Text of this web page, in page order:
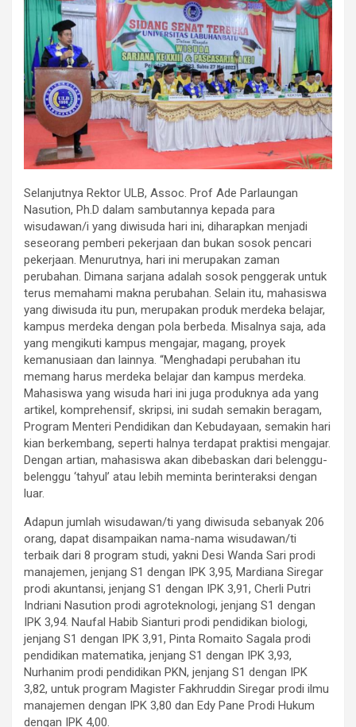
Selanjutnya Rektor ULB, Assoc. Prof Ade Parlaungan
Nasution, Ph.D dalam sambutannya kepada para
wisudawan/i yang diwisuda hari ini, diharapkan menjadi
seseorang pemberi pekerjaan dan bukan sosok pencari
pekerjaan. Menurutnya, hari ini merupakan zaman
perubahan. Dimana sarjana adalah sosok penggerak untuk
terus memahami makna perubahan. Selain itu, mahasiswa
yang diwisuda itu pun, merupakan produk merdeka belajar,
kampus merdeka dengan pola berbeda. Misalnya saja, ada
yang mengikuti kampus mengajar, magang, proyek
kemanusiaan dan lainnya. “Menghadapi perubahan itu
memang harus merdeka belajar dan kampus merdeka.
Mahasiswa yang wisuda hari ini juga produknya ada yang
artikel, komprehensif, skripsi, ini sudah semakin beragam,
Program Menteri Pendidikan dan Kebudayaan, semakin hari
kian berkembang, seperti halnya terdapat praktisi mengajar.
Dengan artian, mahasiswa akan dibebaskan dari belenggu-
belenggu ‘tahyul’ atau lebih meminta berinteraksi dengan
luar.
Adapun jumlah wisudawan/ti yang diwisuda sebanyak 206
orang, dapat disampaikan nama-nama wisudawan/ti
terbaik dari 8 program studi, yakni Desi Wanda Sari prodi
manajemen, jenjang S1 dengan IPK 3,95, Mardiana Siregar
prodi akuntansi, jenjang S1 dengan IPK 3,91, Cherli Putri
Indriani Nasution prodi agroteknologi, jenjang S1 dengan
IPK 3,94. Naufal Habib Sianturi prodi pendidikan biologi,
jenjang S1 dengan IPK 3,91, Pinta Romaito Sagala prodi
pendidikan matematika, jenjang S1 dengan IPK 3,93,
Nurhanim prodi pendidikan PKN, jenjang S1 dengan IPK
3,82, untuk program Magister Fakhruddin Siregar prodi ilmu
manajemen dengan IPK 3,80 dan Edy Pane Prodi Hukum
dengan IPK 4,00.